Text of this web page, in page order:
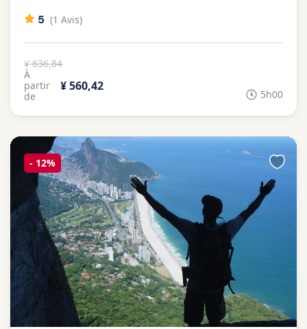
5 (1 Avis)
¥ 636,84
À
partir
de
¥ 560,42
5h00
- 12%